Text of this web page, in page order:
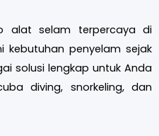
alat selam terpercaya di
kebutuhan penyelam sejak
solusi lengkap untuk Anda
diving, snorkeling, dan